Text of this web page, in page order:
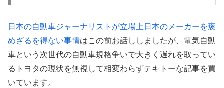
日本の自動車ジャーナリストが立場上日本のメーカーを褒
めざるを得ない事情はこの前お話ししましたが、電気自動
車という次世代の自動車規格争いで大きく遅れを取ってい
るトヨタの現状を無視して相変わらずテキトーな記事を買
いています。